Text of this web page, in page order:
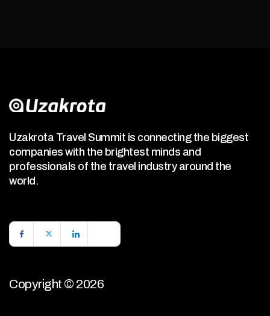
Uzakrota Travel Summit is connecting the biggest
companies with the brightest minds and
professionals of the travel industry around the
world.
Copyright © 2026